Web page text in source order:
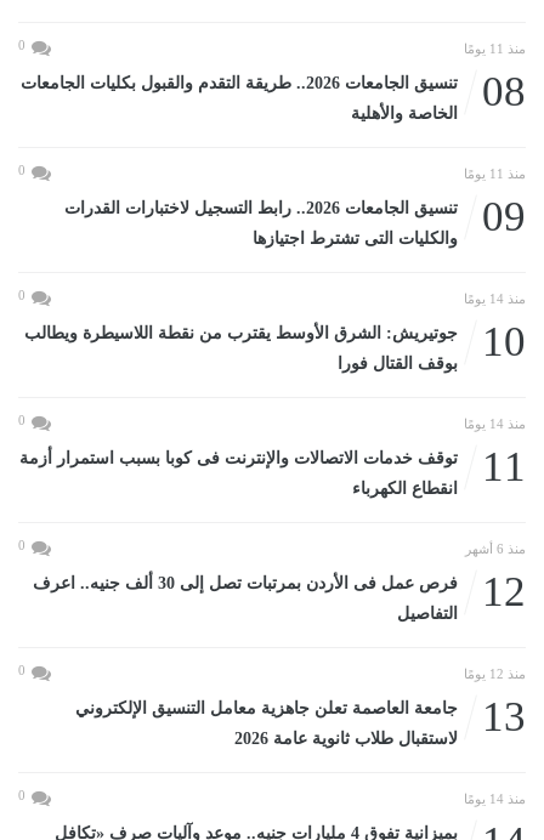
منذ 11 يومًا 0
08
تنسيق الجامعات 2026.. طريقة التقدم والقبول بكليات الجامعات
الخاصة والأهلية
منذ 11 يومًا 0
09
تنسيق الجامعات 2026.. رابط التسجيل لاختبارات القدرات
والكليات التى تشترط اجتيازها
منذ 14 يومًا 0
10
جوتيريش: الشرق الأوسط يقترب من نقطة اللاسيطرة ويطالب
بوقف القتال فورا
منذ 14 يومًا 0
11
توقف خدمات الاتصالات والإنترنت فى كوبا بسبب استمرار أزمة
انقطاع الكهرباء
منذ 6 أشهر 0
12
فرص عمل فى الأردن بمرتبات تصل إلى 30 ألف جنيه.. اعرف
التفاصيل
منذ 12 يومًا 0
13
جامعة العاصمة تعلن جاهزية معامل التنسيق الإلكتروني
لاستقبال طلاب ثانوية عامة 2026
منذ 14 يومًا 0
بميزانية تفوق 4 مليارات جنيه.. موعد وآليات صرف «تكافل